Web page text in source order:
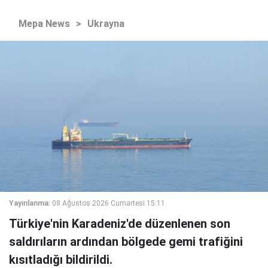
Mepa News > Ukrayna
Yayınlanma: 08 Ağustos 2026 Cumartesi 15:11
Türkiye'nin Karadeniz'de düzenlenen son
saldırıların ardından bölgede gemi trafiğini
kısıtladığı bildirildi.